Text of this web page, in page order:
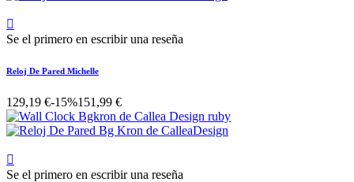

Se el primero en escribir una reseña
Reloj De Pared Michelle
129,19 €-15%151,99 €

Se el primero en escribir una reseña